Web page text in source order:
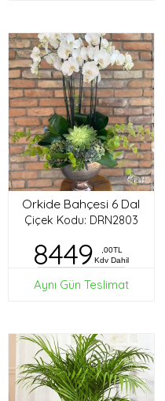
Orkide Bahçesi 6 Dal
Çiçek Kodu: DRN2803
8449
,00TL
Kdv Dahil
Aynı Gün Teslimat